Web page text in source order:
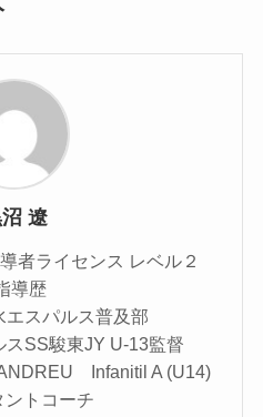
遼
者ライセンス レベル２
導歴
エスパルス普及部
スSS駿東JY U-13監督
Infanitil A (U14)
ントコーチ